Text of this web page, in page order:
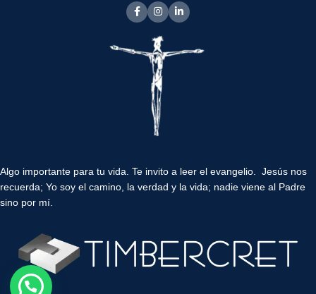
Algo importante para tu vida. Te invito a leer el evangelio. Jesús nos
recuerda; Yo soy el camino, la verdad y la vida; nadie viene al Padre
sino por mí.